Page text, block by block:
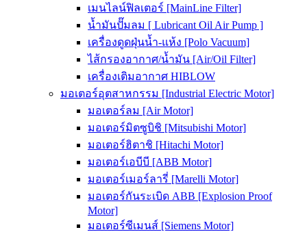
เมนไลน์ฟิลเตอร์ [MainLine Filter]
น้ำมันปั๊มลม [ Lubricant Oil Air Pump ]
เครื่องดูดฝุ่นน้ำ-แห้ง [Polo Vacuum]
ไส้กรองอากาศ/น้ำมัน [Air/Oil Filter]
เครื่องเติมอากาศ HIBLOW
มอเตอร์อุตสาหกรรม [Industrial Electric Motor]
มอเตอร์ลม [Air Motor]
มอเตอร์มิตซูบิชิ [Mitsubishi Motor]
มอเตอร์ฮิตาชิ [Hitachi Motor]
มอเตอร์เอบีบี [ABB Motor]
มอเตอร์เมอร์ลารี่ [Marelli Motor]
มอเตอร์กันระเบิด ABB [Explosion Proof
Motor]
มอเตอร์ซีเมนส์ [Siemens Motor]